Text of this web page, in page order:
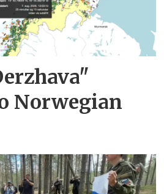
Norwegian